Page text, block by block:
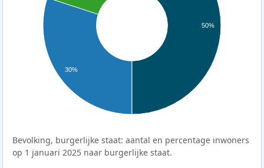
30%
50%
Bevolking, burgerlijke staat: aantal en percentage inwoners
op 1 januari 2025 naar burgerlijke staat.